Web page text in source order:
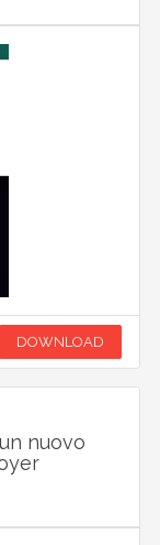
DOWNLOAD
nuovo